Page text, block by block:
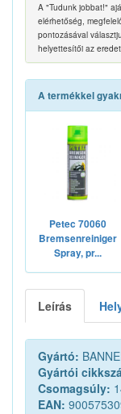
A "Tudunk jobbat!"
elérhetőség,
pontozásával
helyettesítői az
A termékkel
Petec 70060
Bremsenreiniger
Spray, pr...
Leírás
Gyártó:
Gyártói
Csomagsúly:
EAN: